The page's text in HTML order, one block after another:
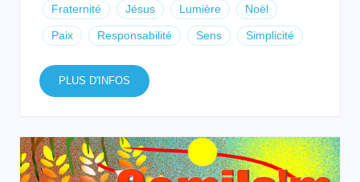
Fraternité Jésus Lumière Noël
Paix Responsabilité Sens Simplicité
PLUS D'INFOS